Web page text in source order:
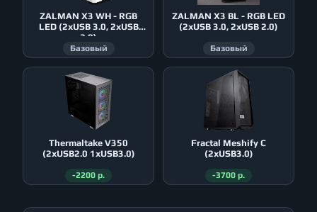
ZALMAN X3 WH - RGB
LED (2xUSB 3.0, 2xUSB
2.0)
Базовый
ZALMAN X3 BL - RGB LED
(2xUSB 3.0, 2xUSB 2.0)
Базовый
Thermaltake V350
(2xUSB2.0 1xUSB3.0)
-2200 р.
Fractal Meshify C
(2xUSB3.0)
-3700 р.